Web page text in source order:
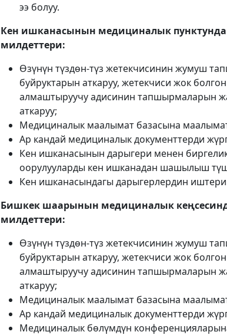
ээ болуу.
Кен ишканасынын медициналык пунктунда
милдеттери:
Өзүнүн түздөн-түз жетекчисинин жумуш
буйруктарын аткаруу, жетекчиси жок
алмаштыруучу адисинин тапшырмаларын
аткаруу;
Медициналык маалымат базасына
Ар кандай медициналык документтерди
Кен ишканасынын дарыгери менен
оорулууларды кен ишканадан шашылыш
Кен ишканасындагы дарыгерлердин
Бишкек шаарынын медициналык
милдеттери:
Өзүнүн түздөн-түз жетекчисинин жумуш
буйруктарын аткаруу, жетекчиси жок
алмаштыруучу адисинин тапшырмаларын
аткаруу;
Медициналык маалымат базасына
Ар кандай медициналык документтерди
Медициналык бөлүмдүн